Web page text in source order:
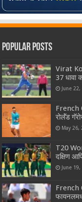
Popular Posts
Virat
37 धावा
June
French
रोलॅंड
May 26,
T20
दक्षिण
June
French